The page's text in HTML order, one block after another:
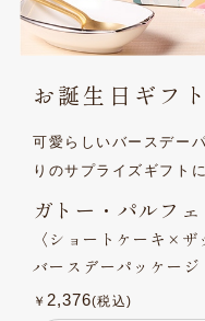
お誕生日ギフ
可愛らしいバースデー
りのサプライズギフトに
ガトー・パルフェ
〈ショートケーキ×ザ
バースデーパッケージ
￥ 2,376(税込)